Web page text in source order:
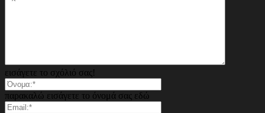
εισάγετε το σχόλιό σας!
παρακαλώ εισάγετε το όνομά σας εδώ